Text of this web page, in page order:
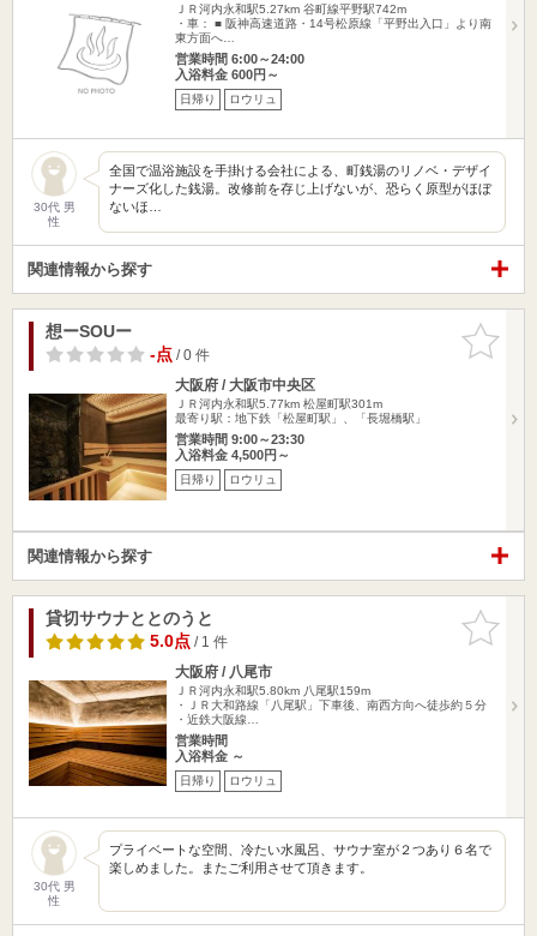
ＪＲ河内永和駅5.27km 谷町線平野駅742m
・車： ■ 阪神高速道路・14号松原線「平野出入口」より南
東方面へ…
営業時間 6:00～24:00
入浴料金 600円～
日帰り ロウリュ
30代 男
性
全国で温浴施設を手掛ける会社による、町銭湯のリノベ・デザイ
ナーズ化した銭湯。改修前を存じ上げないが、恐らく原型がほぼ
ないほ…
関連情報から探す
お気に入
りに追加
想ーSOUー
-点/ 0 件
大阪府 / 大阪市中央区
ＪＲ河内永和駅5.77km 松屋町駅301m
最寄り駅：地下鉄「松屋町駅」、「長堀橋駅」
営業時間 9:00～23:30
入浴料金 4,500円～
日帰り ロウリュ
関連情報から探す
お気に入
りに追加
貸切サウナととのうと
5.0点/ 1 件
大阪府 / 八尾市
ＪＲ河内永和駅5.80km 八尾駅159m
・ＪＲ大和路線「八尾駅」下車後、南西方向へ徒歩約５分
・近鉄大阪線…
営業時間
入浴料金 ～
日帰り ロウリュ
30代 男
性
プライベートな空間、冷たい水風呂、サウナ室が２つあり６名で
楽しめました。またご利用させて頂きます。